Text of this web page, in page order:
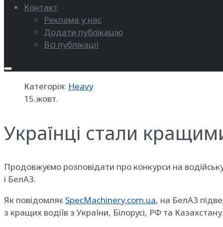
Контакт
Реклама у нас
Додати публікацію
Всі публікації
Категорія: Heavy
15.жовт.
Українці стали
Продовжуємо розповідати про конкурси на
і БелАЗ.
Як повідомляє SpecMachinery.com.ua, на БелАЗ
з кращих водіїв з України, Білорусі, РФ та